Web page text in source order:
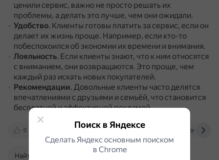
ценили сервис, важно не просто решать их
проблемы, а делать это лучше, чем они ожидали.
Удобство. Клиенты готовы платить за сервис, если он
делает их жизнь проще. Например, если кто-то
побеспокоился об экономии их времени и внимания.
Лояльность. Если клиенты знают, что к ним относятся
с вниманием, они возвращаются. Это проще, чем
каждый раз искать новых покупателей.
Рекомендации. Довольные клиенты часто делятся
впечатлениями с друзьями и семьёй, что становится
бесплатной и эффективной рекламой.
0 vc.ru getcompass.ru www.qmedia.by
Найти в Поиске
Поиск в Яндексе
Сделать Яндекс основным поиском
в Сhrome